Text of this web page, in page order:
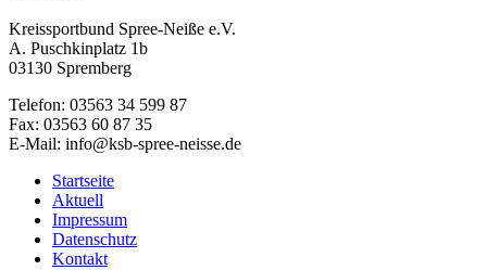
Kreissportbund Spree-Neiße e.V.
A. Puschkinplatz 1b
03130 Spremberg
Telefon: 03563 34 599 87
Fax: 03563 60 87 35
E-Mail: info@ksb-spree-neisse.de
Startseite
Aktuell
Impressum
Datenschutz
Kontakt